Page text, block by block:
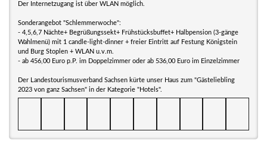
Der Internetzugang ist über WLAN möglich.
Sonderangebot "Schlemmerwoche":
- 4,5,6,7 Nächte+ Begrüßungssekt+ Frühstücksbuffet+ Halbpension (3-gänge
Wahlmenü) mit 1 candle-light-dinner + freier Eintritt auf Festung Königstein
und Burg Stoplen + WLAN u.v.m.
- ab 456,00 Euro p.P. im Doppelzimmer oder ab 536,00 Euro im Einzelzimmer
Der Landestourismusverband Sachsen kürte unser Haus zum "Gästeliebling
2023 von ganz Sachsen" in der Kategorie "Hotels".